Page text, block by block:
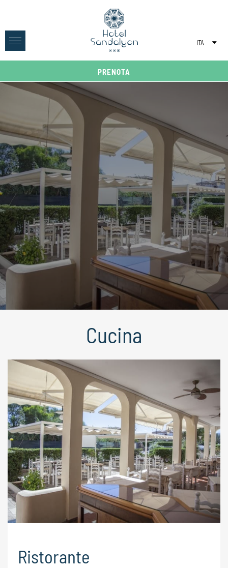
PRENOTA
ITA
ENG
Cucina
Ristorante